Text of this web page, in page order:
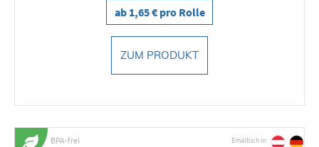
ab 1,65 € pro Rolle
ZUM PRODUKT
BPA-frei Erhältlich in: